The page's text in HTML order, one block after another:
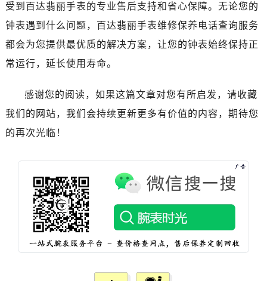
山西省朔州市朔城区怡西路与鄯阳西街交汇处百达翡丽售后服务中心（需提前预约）
山西省忻州市忻府区和平东街与七一南路交叉口百达翡丽售后服务中心（需提前预约）
山西省阳泉市郊区平阳东街与新城大道交叉口百达翡丽售后服务中心（需提前预约）
山西省太原市迎泽区迎泽街道解放路15号亨得利名表维修授权店3楼百达翡丽售后服务中心（需提前预约）
安徽省池州市贵池区长江路百达翡丽售后服务中心（需提前预约）
安徽省黄山市屯溪区黄山西路百达翡丽售后服务中心（需提前预约）
受到百达翡丽手表的专业售后支持和省心保障。无论您的
钟表遇到什么问题，百达翡丽手表维修保养电话查询服务
都会为您提供最优质的解决方案，让您的钟表始终保持正
常运行，延长使用寿命。
感谢您的阅读，如果这篇文章对您有所启发，请收藏
我们的网站，我们会持续更新更多有价值的内容，期待您
的再次光临！
预约入口 关闭
立即预约
提前预约免排队，到店即享服务